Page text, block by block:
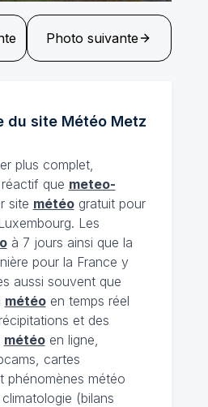
Photo suivante
du site MétéoMetz
plus complet,
que meteo-
site météogratuit pour
Les
à 7 jours ainsi que la
pour la France y
aussi souvent que
météoen temps réel
et des
météoen ligne,
cartes
phénomènes météo
(bilans